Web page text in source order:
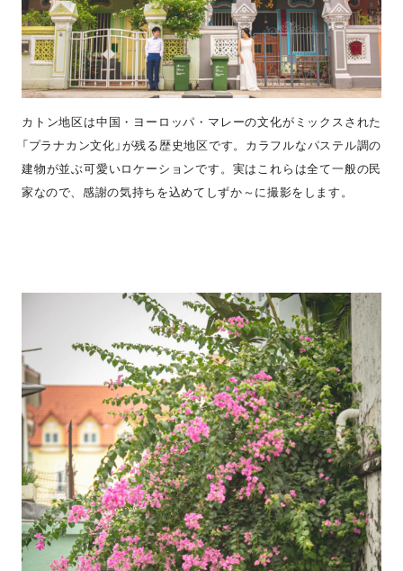
カトン地区は中国・ヨーロッパ・マレーの文化がミックスされた
「プラナカン文化」が残る歴史地区です。カラフルなパステル調の
建物が並ぶ可愛いロケーションです。実はこれらは全て一般の民
家なので、感謝の気持ちを込めてしずか～に撮影をします。